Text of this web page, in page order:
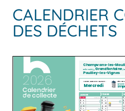
CALENDRIER
DES DÉCHETS